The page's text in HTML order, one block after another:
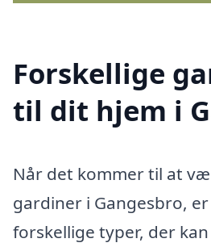
Forskellige
til dit hjem i
Når det kommer til at
gardiner i Gangesbro,
forskellige typer, der